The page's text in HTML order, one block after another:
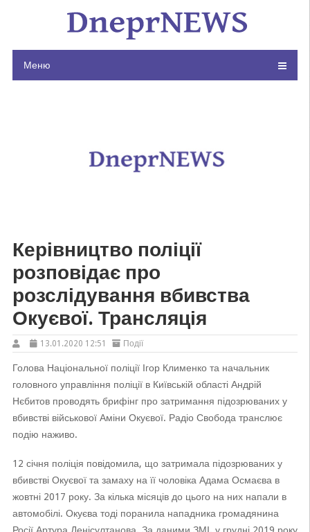
Меню
Керівництво поліції
розповідає про
розслідування вбивства
Окуєвої. Трансляція
13.01.2020 12:51 Події
Голова Національної поліції Ігор Клименко та начальник
головного управління поліції в Київській області Андрій
Нєбитов проводять брифінг про затримання підозрюваних у
вбивстві військової Аміни Окуєвої. Радіо Свобода транслює
подію наживо.
12 січня поліція повідомила, що затримала підозрюваних у
вбивстві Окуєвої та замаху на її чоловіка Адама Осмаєва в
жовтні 2017 року. За кілька місяців до цього на них напали в
автомобілі. Окуєва тоді поранила нападника громадянина